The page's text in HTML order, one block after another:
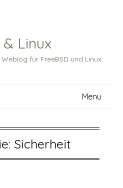
& Linux
für FreeBSD und Linux.
Menu
Sicherheit